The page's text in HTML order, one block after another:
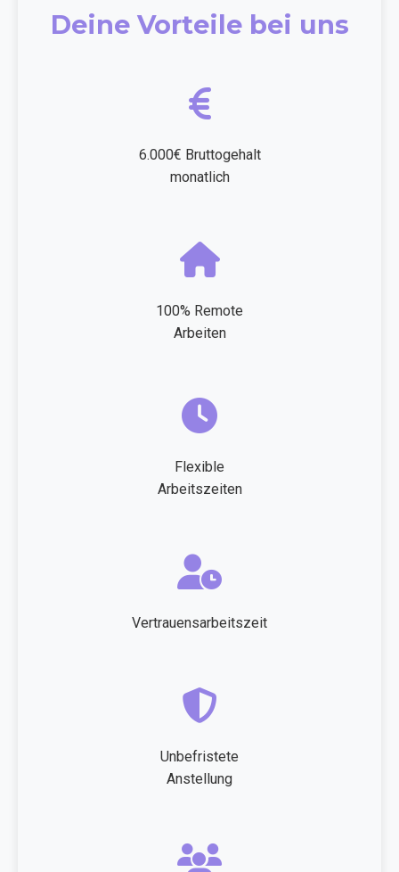
Deine Vorteile bei uns
6.000€ Bruttogehalt
monatlich
100% Remote
Arbeiten
Flexible
Arbeitszeiten
Vertrauensarbeitszeit
Unbefristete
Anstellung